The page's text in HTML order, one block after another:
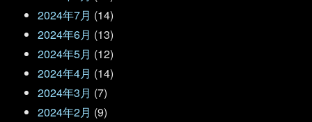
2024年7月 (14)
2024年6月 (13)
2024年5月 (12)
2024年4月 (14)
2024年3月 (7)
2024年2月 (9)